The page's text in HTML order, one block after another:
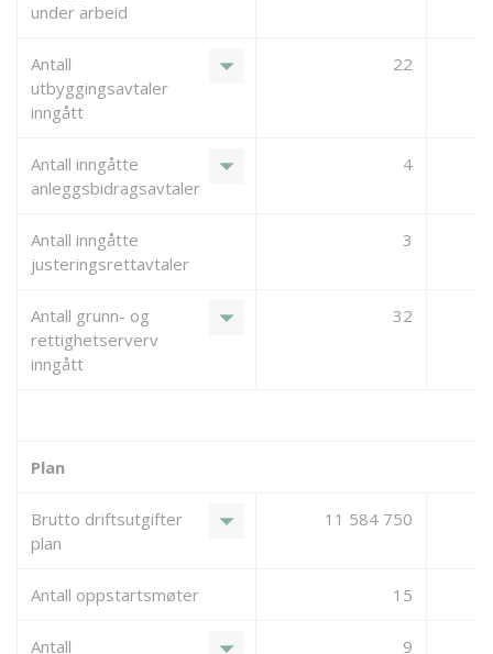
under arbeid
Antall
utbyggingsavtaler
inngått
arrow_drop_down 22
Antall inngåtte
anleggsbidragsavtaler
arrow_drop_down 4
Antall inngåtte
justeringsrettavtaler
3
Antall grunn- og
rettighetserverv
inngått
arrow_drop_down 32
Plan
Brutto driftsutgifter
plan
arrow_drop_down 11 584 750
Antall oppstartsmøter 15
Antall
9